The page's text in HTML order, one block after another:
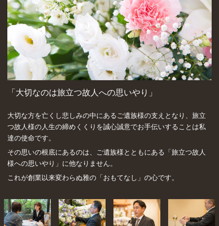
「大切なのは旅立つ故人への思いやり」
大切な方を亡くし悲しみの中にあるご遺族様の支えとなり、旅立
つ故人様の人生の締めくくりを誠心誠意でお手伝いすることは私
達の使命です。
その思いの根底にあるのは、ご遺族様とともにある「旅立つ故人
様への思いやり」に他なりません。
これが創業以来変わらぬ雅の「おもてなし」の心です。